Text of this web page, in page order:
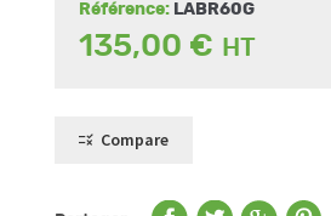
Référence: LABR60G
135,00 €
Compare